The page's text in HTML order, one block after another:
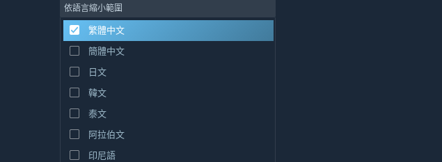
依語言縮小範圍
繁體中文
簡體中文
日文
韓文
泰文
阿拉伯文
印尼語